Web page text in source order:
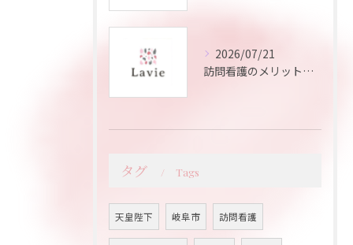
2026/07/21
訪問看護のメリットを詳しく知る岐阜県瑞浪市で安心できるサポート体制を紹介
タグ Tags
天皇陛下 岐阜市 訪問看護